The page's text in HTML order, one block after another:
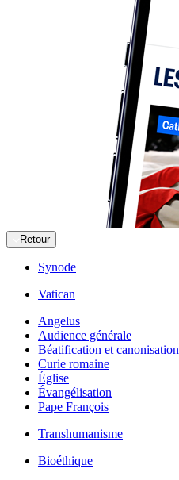
Retour
Synode
Vatican
Angelus
Audience générale
Béatification et canonisation
Curie romaine
Église
Évangélisation
Pape François
Transhumanisme
Bioéthique